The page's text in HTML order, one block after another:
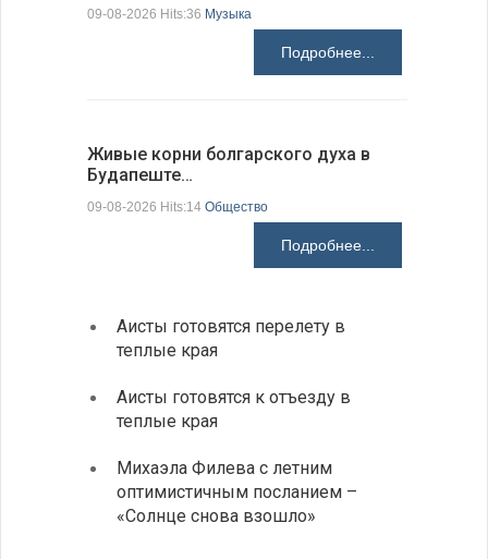
09-08-2026 Hits:36 Музыка
Подробнее...
Живые корни болгарского духа в
Будапеште…
09-08-2026 Hits:14 Общество
Подробнее...
Аисты готовятся перелету в
теплые края
Аисты готовятся к отъезду в
теплые края
Михаэла Филева с летним
оптимистичным посланием –
«Солнце снова взошло»